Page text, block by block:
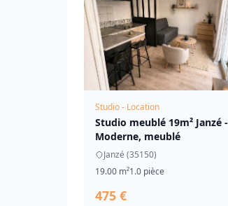
Studio - Location
Studio meublé 19m² Janzé -
Moderne, meublé
Janzé (35150)
19.00 m²1.0 pièce
475 €